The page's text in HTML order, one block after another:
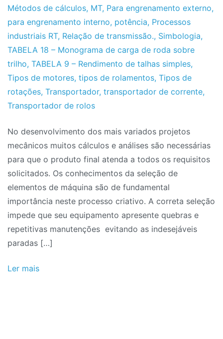
Métodos de cálculos, MT, Para engrenamento externo,
para engrenamento interno, potência, Processos
industriais RT, Relação de transmissão., Simbologia,
TABELA 18 – Monograma de carga de roda sobre
trilho, TABELA 9 – Rendimento de talhas simples,
Tipos de motores, tipos de rolamentos, Tipos de
rotações, Transportador, transportador de corrente,
Transportador de rolos
No desenvolvimento dos mais variados projetos
mecânicos muitos cálculos e análises são necessárias
para que o produto final atenda a todos os requisitos
solicitados. Os conhecimentos da seleção de
elementos de máquina são de fundamental
importância neste processo criativo. A correta seleção
impede que seu equipamento apresente quebras e
repetitivas manutenções evitando as indesejáveis
paradas […]
Ler mais